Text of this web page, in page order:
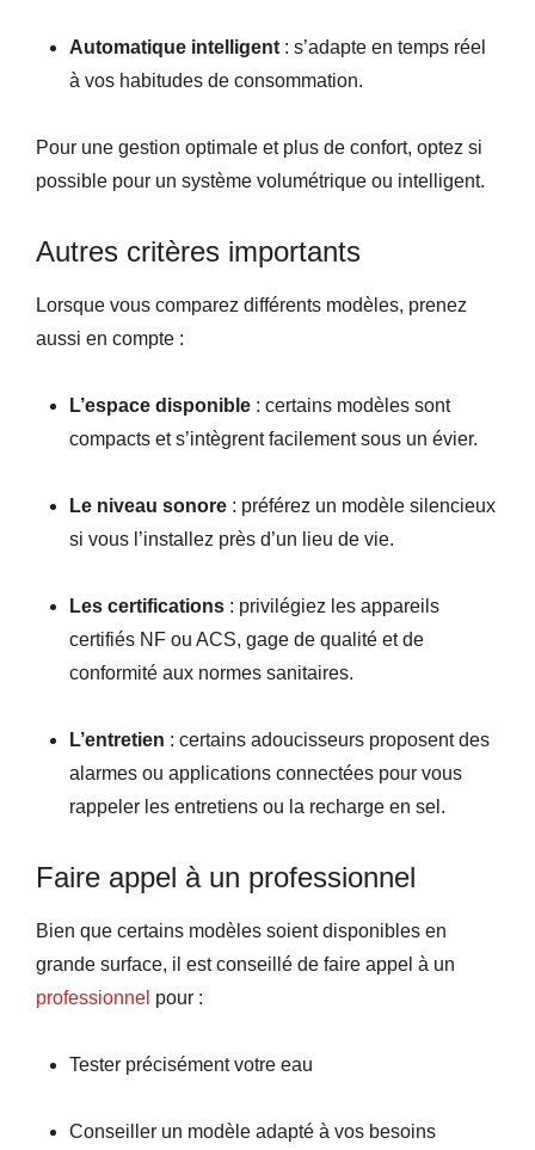
Automatique intelligent : s’adapte en temps réel
à vos habitudes de consommation.
Pour une gestion optimale et plus de confort, optez si
possible pour un système volumétrique ou intelligent.
Autres critères importants
Lorsque vous comparez différents modèles, prenez
aussi en compte :
L’espace disponible : certains modèles sont
compacts et s’intègrent facilement sous un évier.
Le niveau sonore : préférez un modèle silencieux
si vous l’installez près d’un lieu de vie.
Les certifications : privilégiez les appareils
certifiés NF ou ACS, gage de qualité et de
conformité aux normes sanitaires.
L’entretien : certains adoucisseurs proposent des
alarmes ou applications connectées pour vous
rappeler les entretiens ou la recharge en sel.
Faire appel à un professionnel
Bien que certains modèles soient disponibles en
grande surface, il est conseillé de faire appel à un
professionnel pour :
Tester précisément votre eau
Conseiller un modèle adapté à vos besoins